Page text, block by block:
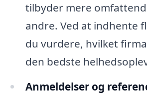
tilbyder mere
andre. Ved at indhente
du vurdere, hvilket
den bedste
Anmeldelser og